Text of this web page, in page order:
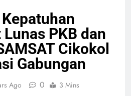
PKB dan
Cikokol
Gabungan
Ago 0 3 Mins